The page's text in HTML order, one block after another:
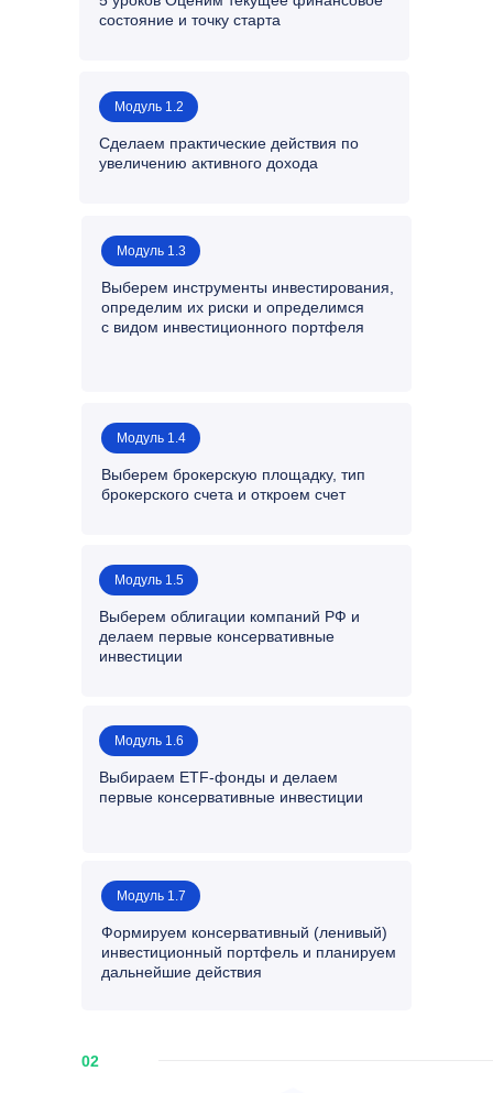
Модуль 1.2
Сделаем практические действия по
увеличению активного дохода
состояние и точку старта
Модуль 1.3
Выберем инструменты инвестирования,
определим их риски и определимся
с видом инвестиционного портфеля
Модуль 1.4
Выберем брокерскую площадку, тип
брокерского счета и откроем счет
Формируем консервативный (ленивый)
инвестиционный портфель и планируем
дальнейшие действия
Модуль 1.7
Выбираем ETF-фонды и делаем
первые консервативные инвестиции
Модуль 1.6
Выберем облигации компаний РФ и
делаем первые консервативные
инвестиции
Модуль 1.5
02